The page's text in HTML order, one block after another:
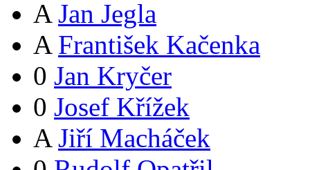
A Jan Jegla
A František Kačenka
0 Jan Kryčer
0 Josef Křížek
A Jiří Macháček